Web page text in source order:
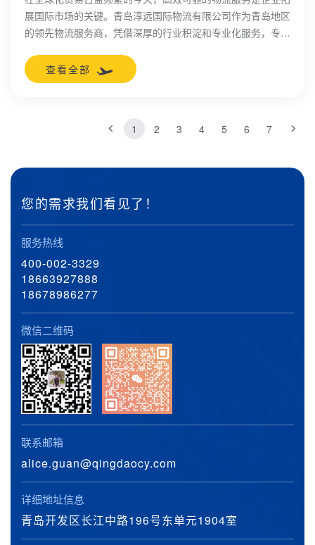
展国际市场的关键。青岛淳远国际物流有限公司作为青岛地区
的领先物流服务商，凭借深厚的行业积淀和专业化服务，专注
克斯坦的路线中，树立了行业标杆。
查看全部
1 2 3 4 5 6 7
您的需求我们看见了！
服务热线
400-002-3329
18663927888
18678986277
微信二维码
联系邮箱
alice.guan@qingdaocy.com
详细地址信息
青岛开发区长江中路196号东单元1904室